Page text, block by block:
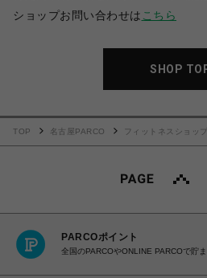
ショップお問い合わせは こちら
SHOP
TOP 名古屋PARCO フィットネスショップ
PARCOポイント
全国のPARCOやONLINE PARCOで貯